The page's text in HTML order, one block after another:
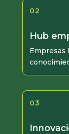
02
Hub
Empresas
03